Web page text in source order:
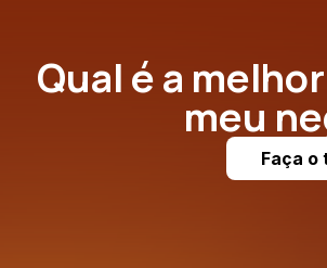
Qual é a
meu
Faça o